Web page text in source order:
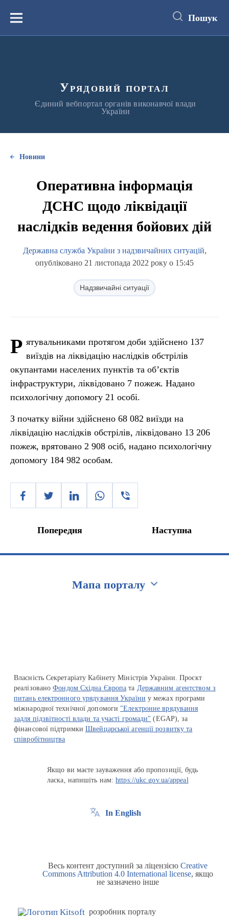
вмістуМеню Пошук
Урядовий портал
Єдиний вебпортал органів виконавчої влади
України
Новини
Оперативна інформація
ДСНС щодо ліквідації
наслідків ведення бойових дій
Державна служба України з надзвичайних ситуацій,
опубліковано 21 листопада 2022 року о 15:45
Надзвичайні ситуації
Р ятувальниками протягом доби здійснено 137
виїздів на ліквідацію наслідків обстрілів
окупантами населених пунктів та об’єктів
інфраструктури, ліквідовано 7 пожеж. Надано
психологічну допомогу 21 особі.
З початку війни здійснено 68 082 виїзди на
ліквідацію наслідків обстрілів, ліквідовано 13 206
пожеж, врятовано 2 908 осіб, надано психологічну
допомогу 184 982 особам.
Попередня Наступна
Мапа порталу
Власність Секретаріату Кабінету Міністрів України. Проєкт
реалізованоФондом Східна Європа та Державним агентством з
питань електронного урядування України у межах програми
міжнародної технічної допомоги "Електронне врядування
задля підзвітності влади та участі громади" (EGAP), за
фінансової підтримкиШвейцарської агенції розвитку та
співробітництва
Якщо ви маєте зауваження або пропозиції, будь
ласка, напишіть нам:https://ukc.gov.ua/appeal
In English
Весь контент доступний за ліцензією Creative
Commons Attribution 4.0 International license, якщо
не зазначено інше
розробник порталу